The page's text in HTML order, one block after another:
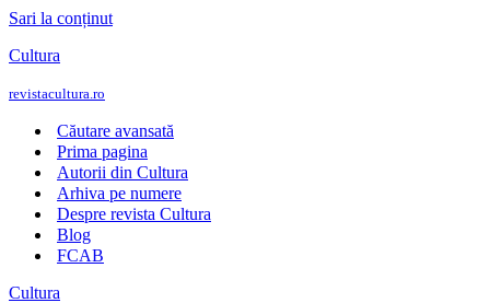
Sari la conținut
Cultura
revistacultura.ro
Căutare avansată
Prima pagina
Autorii din Cultura
Arhiva pe numere
Despre revista Cultura
Blog
FCAB
Cultura